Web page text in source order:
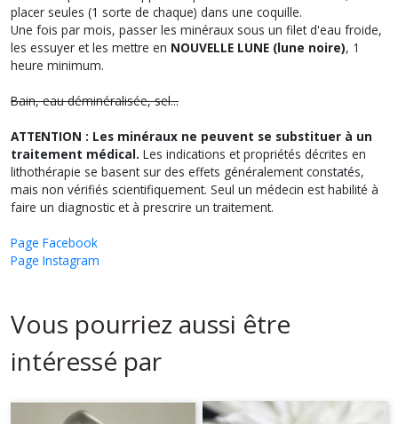
placer seules (1 sorte de chaque) dans une coquille.
Une fois par mois, passer les minéraux sous un filet d'eau froide,
les essuyer et les mettre en NOUVELLE LUNE (lune noire), 1
heure minimum.
Bain, eau déminéralisée, sel...
ATTENTION : Les minéraux ne peuvent se substituer à un
traitement médical. Les indications et propriétés décrites en
lithothérapie se basent sur des effets généralement constatés,
mais non vérifiés scientifiquement. Seul un médecin est habilité à
faire un diagnostic et à prescrire un traitement.
Page Facebook
Page Instagram
Vous pourriez aussi être
intéressé par